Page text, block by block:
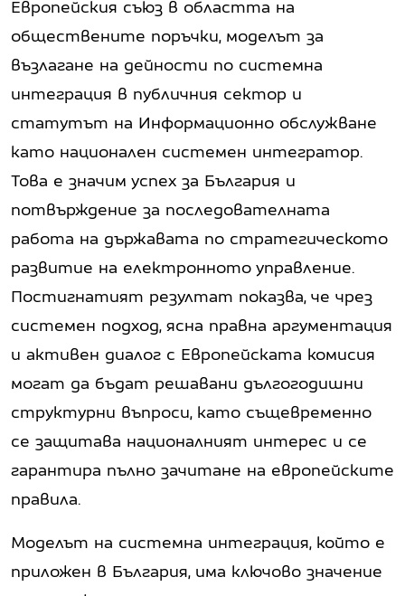
Европейския съюз в областта на
обществените поръчки, моделът за
възлагане на дейности по системна
интеграция в публичния сектор и
статутът на Информационно обслужване
като национален системен интегратор.
Това е значим успех за България и
потвърждение за последователната
работа на държавата по стратегическото
развитие на електронното управление.
Постигнатият резултат показва, че чрез
системен подход, ясна правна аргументация
и активен диалог с Европейската комисия
могат да бъдат решавани дългогодишни
структурни въпроси, като същевременно
се защитава националният интерес и се
гарантира пълно зачитане на европейските
правила.
Моделът на системна интеграция, който е
приложен в България, има ключово значение